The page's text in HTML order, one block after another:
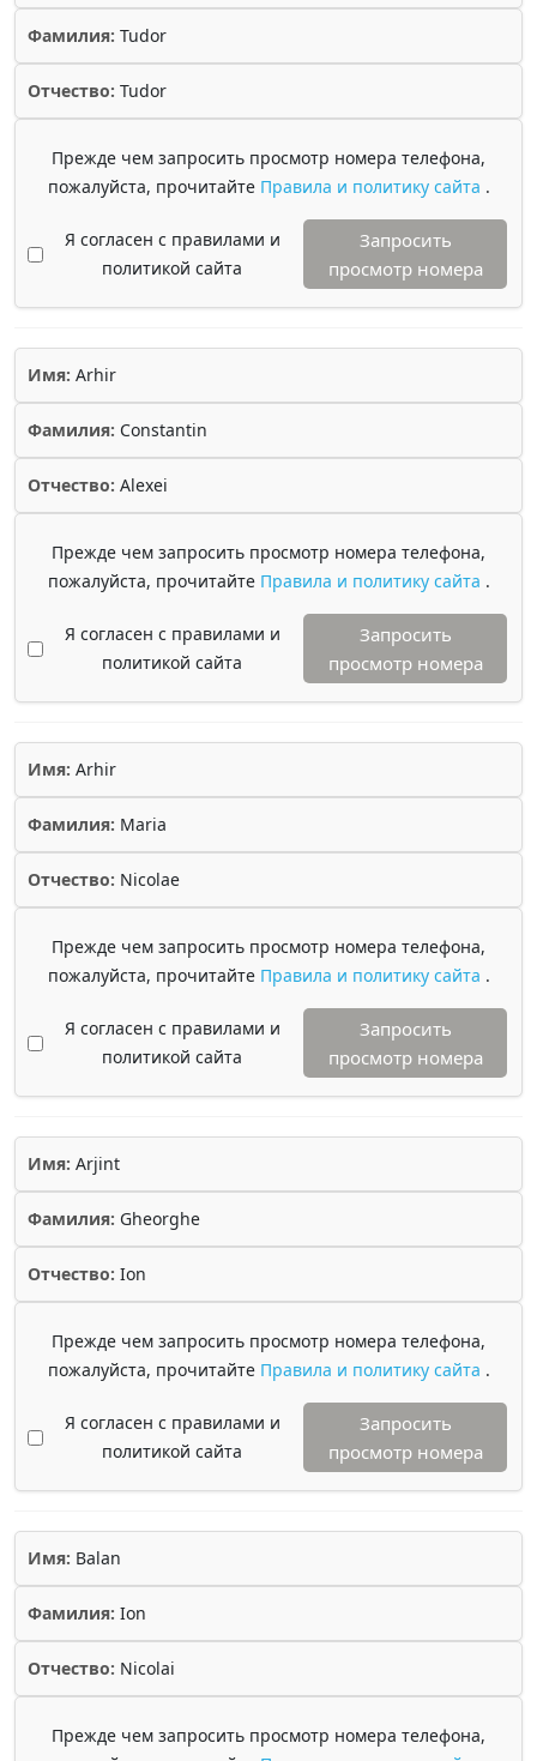
Фамилия: Tudor
Отчество: Tudor
Прежде чем запросить просмотр номера телефона,
пожалуйста, прочитайте Правила и политику сайта .
Я согласен с правилами и
политикой сайта
Запросить
просмотр номера
Имя: Arhir
Фамилия: Constantin
Отчество: Alexei
Прежде чем запросить просмотр номера телефона,
пожалуйста, прочитайте Правила и политику сайта .
Я согласен с правилами и
политикой сайта
Запросить
просмотр номера
Имя: Arhir
Фамилия: Maria
Отчество: Nicolae
Прежде чем запросить просмотр номера телефона,
пожалуйста, прочитайте Правила и политику сайта .
Я согласен с правилами и
политикой сайта
Запросить
просмотр номера
Имя: Arjint
Фамилия: Gheorghe
Отчество: Ion
Прежде чем запросить просмотр номера телефона,
пожалуйста, прочитайте Правила и политику сайта .
Я согласен с правилами и
политикой сайта
Запросить
просмотр номера
Имя: Balan
Фамилия: Ion
Отчество: Nicolai
Прежде чем запросить просмотр номера телефона,